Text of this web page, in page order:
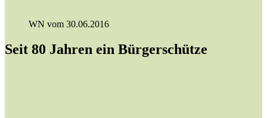
WN vom 30.06.2016
Seit 80 Jahren ein Bürgerschütze